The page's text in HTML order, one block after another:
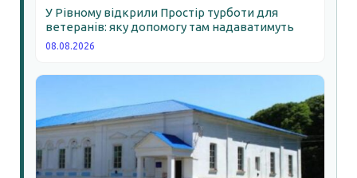
У Рівному відкрили Простір турботи для
ветеранів: яку допомогу там надаватимуть
08.08.2026